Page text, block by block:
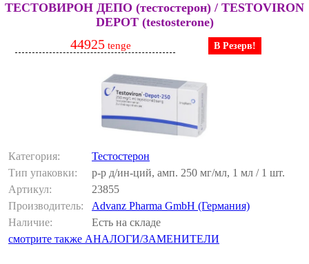
ТЕСТОВИРОН ДЕПО (тестостерон) / TESTOVIRON
DEPOT (testosterone)
44925 tenge В Резерв!
Категория:
Тестостерон
Тип упаковки:
р-р д/ин-ций, амп. 250 мг/мл, 1 мл / 1 шт.
Артикул:
23855
Производитель:
Advanz Pharma GmbH (Германия)
Наличие:
Есть на складе
смотрите также АНАЛОГИ/ЗАМЕНИТЕЛИ